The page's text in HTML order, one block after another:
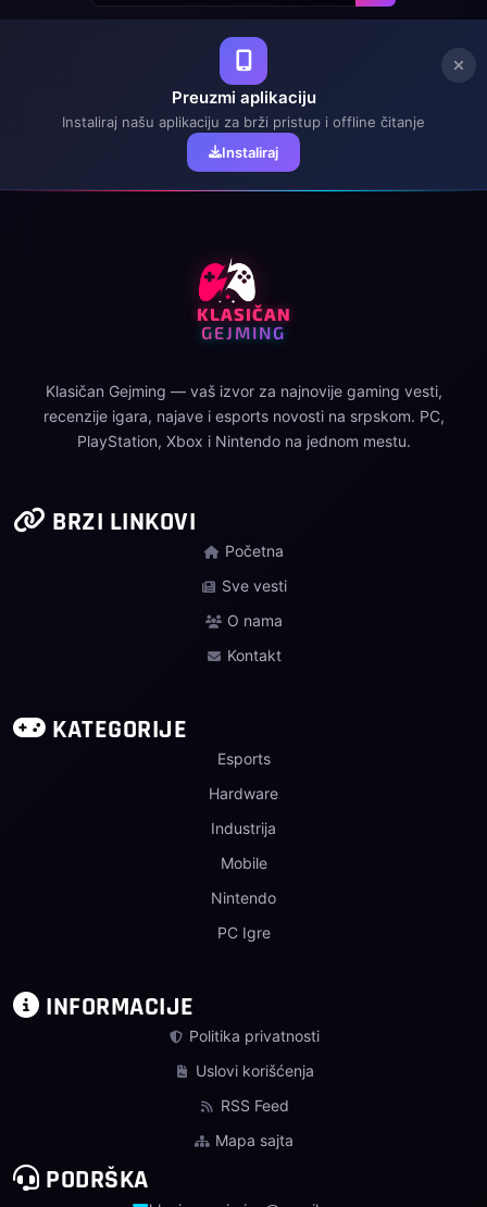
Preuzmi aplikaciju
Instaliraj našu aplikaciju za brži pristup i offline čitanje
Instaliraj
KLASIČAN
GEJMING
Klasičan Gejming — vaš izvor za najnovije gaming vesti,
recenzije igara, najave i esports novosti na srpskom. PC,
PlayStation, Xbox i Nintendo na jednom mestu.
BRZI LINKOVI
Početna
Sve vesti
O nama
Kontakt
KATEGORIJE
Esports
Hardware
Industrija
Mobile
Nintendo
PC Igre
INFORMACIJE
Politika privatnosti
Uslovi korišćenja
RSS Feed
Mapa sajta
PODRŠKA